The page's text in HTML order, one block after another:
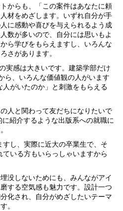
からも、「この案件はあなたに頼
材をめざします。いずれ自分が手
に感動や喜びを与えられるよう成
数が多いので、自分には思いもよ
ら学びをもらえますし、いろんな
さがあります。
実感は大きいです。建築学部だけ
ら、いろんな価値観の人がいます
人がいたのか」と刺激をもらえる
人と関わって友だちになりたいで
紹介するような出版系への就職に
し、実際に近大の卒業生で、そ
いる方もいらっしゃいますから
没しないためにも、みんながアイ
する空気感も魅力です。設計一つ
化され、自分がめざしたいテーマ
。